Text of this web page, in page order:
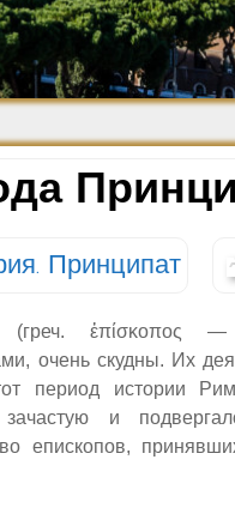
Принципат
(греч. ἐπίσκοπος
очень скудны. Их
период истории
и
епископов,